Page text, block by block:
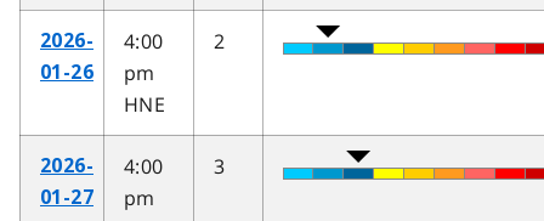
2026-
01-26
4:00
pm
HNE
2
2026-
01-27
4:00
pm
3